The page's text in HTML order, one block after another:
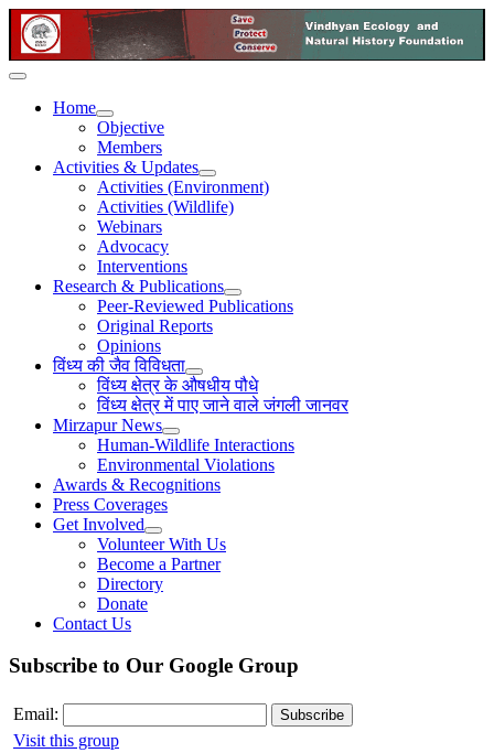
Home
Objective
Members
Activities & Updates
Activities (Environment)
Activities (Wildlife)
Webinars
Advocacy
Interventions
Research & Publications
Peer-Reviewed Publications
Original Reports
Opinions
विंध्य की जैव विविधता
विंध्य क्षेत्र के औषधीय पौधे
विंध्य क्षेत्र में पाए जाने वाले जंगली जानवर
Mirzapur News
Human-Wildlife Interactions
Environmental Violations
Awards & Recognitions
Press Coverages
Get Involved
Volunteer With Us
Become a Partner
Directory
Donate
Contact Us
Subscribe to Our Google Group
Email:
Visit this group